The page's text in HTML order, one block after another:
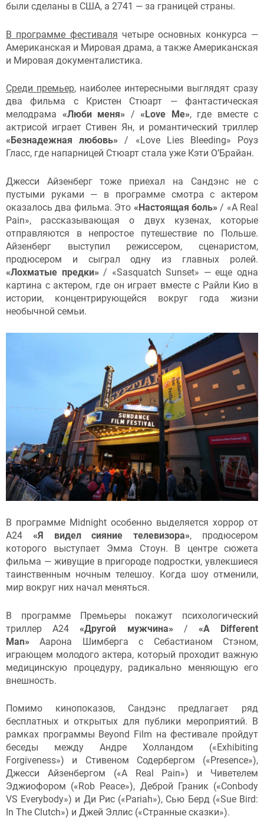
были сделаны в США, а 2741 — за границей страны.
В программе фестиваля четыре основных конкурса —
Американская и Мировая драма, а также Американская
и Мировая документалистика.
Среди премьер, наиболее интересными выглядят сразу
два фильма с Кристен Стюарт — фантастическая
мелодрама «Люби меня» / «Love Me», где вместе с
актрисой играет Стивен Ян, и романтический триллер
«Безнадежная любовь» / «Love Lies Bleeding» Роуз
Гласс, где напарницей Стюарт стала уже Кэти О’Брайан.
Джесси Айзенберг тоже приехал на Сандэнс не с
пустыми руками — в программе смотра с актером
оказалось два фильма. Это «Настоящая боль» / «A Real
Pain», рассказывающая о двух кузенах, которые
отправляются в непростое путешествие по Польше.
Айзенберг выступил режиссером, сценаристом,
продюсером и сыграл одну из главных ролей.
«Лохматые предки» / «Sasquatch Sunset» — еще одна
картина с актером, где он играет вместе с Райли Кио в
истории, концентрирующейся вокруг года жизни
необычной семьи.
В программе Midnight особенно выделяется хоррор от
А24 «Я видел сияние телевизора», продюсером
которого выступает Эмма Стоун. В центре сюжета
фильма — живущие в пригороде подростки, увлекшиеся
таинственным ночным телешоу. Когда шоу отменили,
мир вокруг них начал меняться.
В программе Премьеры покажут психологический
триллер А24«Другой мужчина» / «A Different
Man» Аарона Шимберга с Себастианом Стэном,
играющем молодого актера, который проходит важную
медицинскую процедуру, радикально меняющую его
внешность.
Помимо кинопоказов, Сандэнс предлагает ряд
бесплатных и открытых для публики мероприятий. В
рамках программы Beyond Film на фестивале пройдут
беседы между Андре Холландом («Exhibiting
Forgiveness») и Стивеном Содербергом («Presence»),
Джесси Айзенбергом («A Real Pain») и Чиветелем
Эджиофором («Rob Peace»), Деброй Граник («Conbody
VS Everybody») и Ди Рис («Pariah»), Сью Берд («Sue Bird:
In The Clutch») и Джей Эллис («Странные сказки»).